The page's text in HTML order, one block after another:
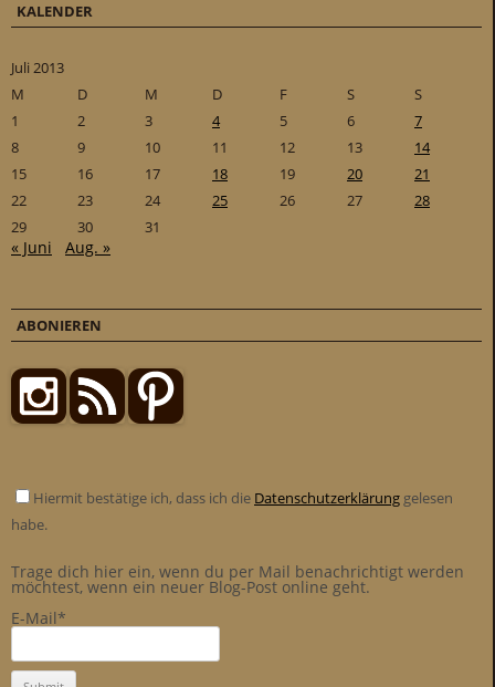
KALENDER
Juli 2013
M
D M D F S
S
1
2 3 4 5 6
7
8
9 10 11 12 13
14
15
16 17 18 19 20
21
22
23 24 25 26 27
28
29
30 31
« Juni Aug. »
ABONIEREN
Hiermit bestätige ich, dass ich die Datenschutzerklärung gelesen
habe.
Trage dich hier ein, wenn du per Mail benachrichtigt werden
möchtest, wenn ein neuer Blog-Post online geht.
E-Mail*